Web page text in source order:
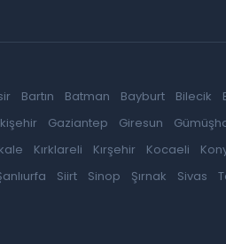
Bartın Batman Bayburt Bilecik
Gaziantep Giresun
Kırklareli Kırşehir Kocaeli
Siirt Sinop Şırnak Sivas